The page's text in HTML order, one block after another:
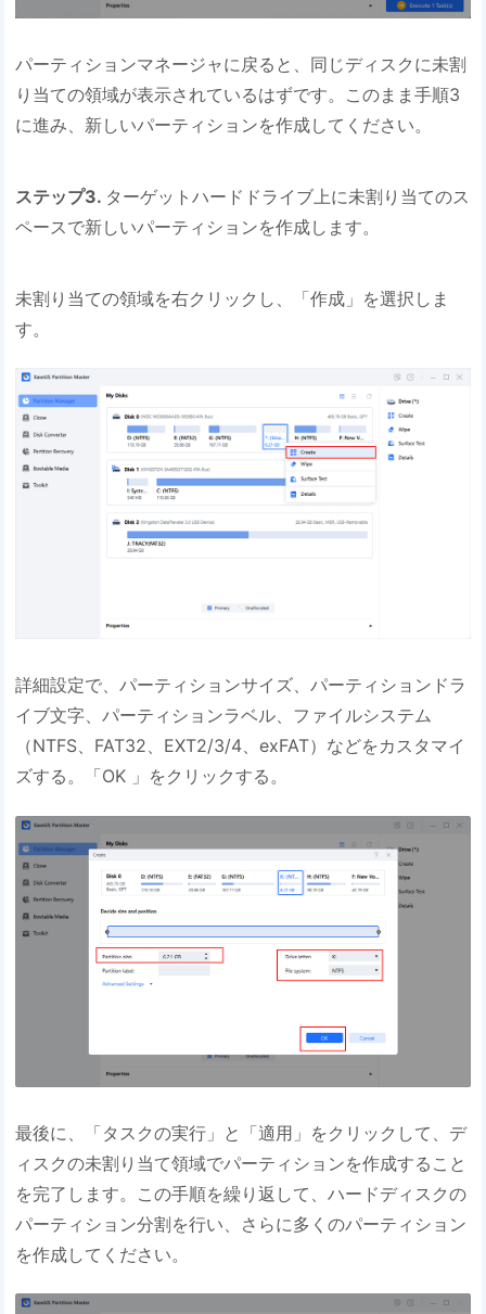
パーティションマネージャに戻ると、同じディスクに未割
り当ての領域が表示されているはずです。このまま手順3
に進み、新しいパーティションを作成してください。
ステップ3. ターゲットハードドライブ上に未割り当てのス
ペースで新しいパーティションを作成します。
未割り当ての領域を右クリックし、「作成」を選択しま
す。
詳細設定で、パーティションサイズ、パーティションドラ
イブ文字、パーティションラベル、ファイルシステム
（NTFS、FAT32、EXT2/3/4、exFAT）などをカスタマイ
ズする。「OK 」をクリックする。
最後に、「タスクの実行」と「適用」をクリックして、デ
ィスクの未割り当て領域でパーティションを作成すること
を完了します。この手順を繰り返して、ハードディスクの
パーティション分割を行い、さらに多くのパーティション
を作成してください。